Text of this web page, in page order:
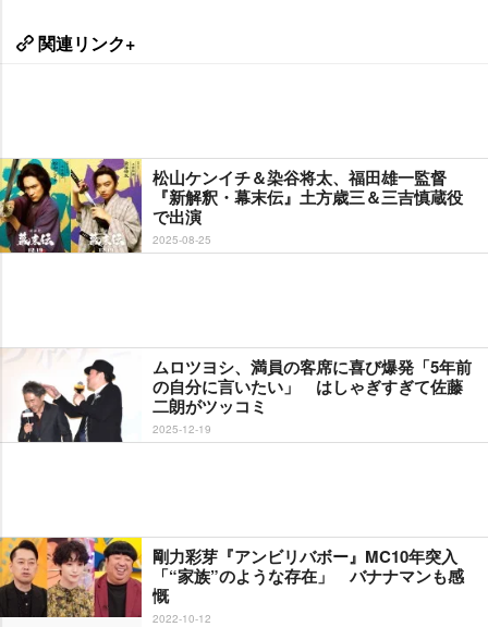
関連リンク+
松山ケンイチ＆染谷将太、福田雄一監督
『新解釈・幕末伝』土方歳三＆三吉慎蔵役
で出演
2025-08-25
ムロツヨシ、満員の客席に喜び爆発「5年前
の自分に言いたい」 はしゃぎすぎて佐藤
二朗がツッコミ
2025-12-19
剛力彩芽『アンビリバボー』MC10年突入
「“家族”のような存在」 バナナマンも感
慨
2022-10-12